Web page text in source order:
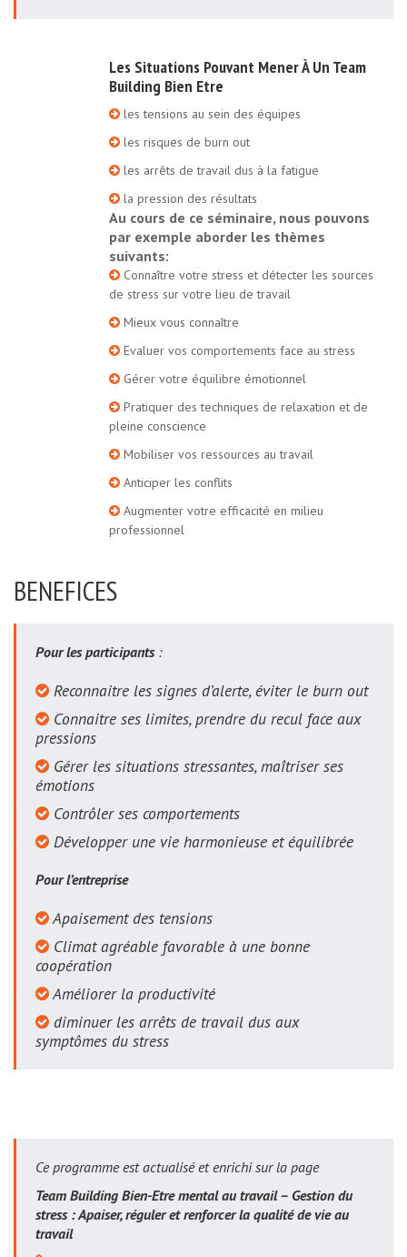
Les Situations Pouvant Mener À Un Team
Building Bien Etre
les tensions au sein des équipes
les risques de burn out
les arrêts de travail dus à la fatigue
la pression des résultats
Au cours de ce séminaire, nous pouvons
par exemple aborder les thèmes
suivants:
Connaître votre stress et détecter les sources
de stress sur votre lieu de travail
Mieux vous connaître
Evaluer vos comportements face au stress
Gérer votre équilibre émotionnel
Pratiquer des techniques de relaxation et de
pleine conscience
Mobiliser vos ressources au travail
Anticiper les conflits
Augmenter votre efficacité en milieu
professionnel
BENEFICES
Pour les participants:
Reconnaitre les signes d’alerte, éviter le burn out
Connaitre ses limites, prendre du recul face aux
pressions
Gérer les situations stressantes, maîtriser ses
émotions
Contrôler ses comportements
Développer une vie harmonieuse et équilibrée
Pour l’entreprise
Apaisement des tensions
Climat agréable favorable à une bonne
coopération
Améliorer la productivité
diminuer les arrêts de travail dus aux
symptômes du stress
Ce programme est actualisé et enrichi sur la page
Team Building Bien-Etre mental au travail – Gestion du
stress : Apaiser, réguler et renforcer la qualité de vie au
travail